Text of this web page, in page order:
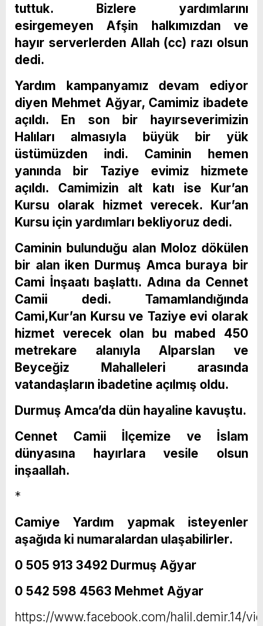
tuttuk. Bizlere yardımlarını
esirgemeyen Afşin halkımızdan ve
hayır serverlerden Allah (cc) razı olsun
dedi.
Yardım kampanyamız devam ediyor
diyen Mehmet Ağyar, Camimiz ibadete
açıldı. En son bir hayırseverimizin
Halıları almasıyla büyük bir yük
üstümüzden indi. Caminin hemen
yanında bir Taziye evimiz hizmete
açıldı. Camimizin alt katı ise Kur’an
Kursu olarak hizmet verecek. Kur’an
Kursu için yardımları bekliyoruz dedi.
Caminin bulunduğu alan Moloz dökülen
bir alan iken Durmuş Amca buraya bir
Cami İnşaatı başlattı. Adına da Cennet
Camii dedi. Tamamlandığında
Cami,Kur’an Kursu ve Taziye evi olarak
hizmet verecek olan bu mabed 450
metrekare alanıyla Alparslan ve
Beyceğiz Mahalleleri arasında
vatandaşların ibadetine açılmış oldu.
Durmuş Amca’da dün hayaline kavuştu.
Cennet Camii İlçemize ve İslam
dünyasına hayırlara vesile olsun
inşaallah.
*
Camiye Yardım yapmak isteyenler
aşağıda ki numaralardan ulaşabilirler.
0 505 913 3492 Durmuş Ağyar
0 542 598 4563 Mehmet Ağyar
https://www.facebook.com/halil.demir.14/